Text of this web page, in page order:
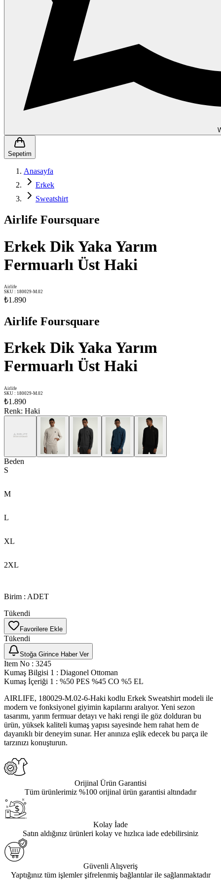
Sepetim
Anasayfa
Erkek
Sweatshirt
Airlife Foursquare
Erkek Dik Yaka Yarım
Fermuarlı Üst Haki
Airlife
SKU : 180029-M.02
₺1.890
Airlife Foursquare
Erkek Dik Yaka Yarım
Fermuarlı Üst Haki
Airlife
SKU : 180029-M.02
₺1.890
Renk: Haki
Beden
S
M
L
XL
2XL
Birim : ADET
Tükendi
Favorilere Ekle
Tükendi
Stoğa Girince Haber Ver
Item No : 3245
Kumaş Bilgisi 1 : Diagonel Ottoman
Kumaş İçeriği 1 : %50 PES %45 CO %5 EL
AIRLIFE, 180029-M.02-6-Haki kodlu Erkek Sweatshirt modeli ile
modern ve fonksiyonel giyimin kapılarını aralıyor. Yeni sezon
tasarımı, yarım fermuar detayı ve haki rengi ile göz dolduran bu
ürün, yüksek kaliteli kumaş yapısı sayesinde hem rahat hem de
dayanıklı bir deneyim sunar. Her anınıza eşlik edecek bu parça ile
tarzınızı konuşturun.
Orijinal Ürün Garantisi
Tüm ürünlerimiz %100 orijinal ürün garantisi altındadır
Kolay İade
Satın aldığınız ürünleri kolay ve hızlıca iade edebilirsiniz
Güvenli Alışveriş
Yaptığınız tüm işlemler şifrelenmiş bağlantılar ile sağlanmaktadır